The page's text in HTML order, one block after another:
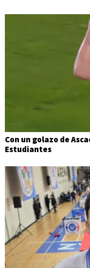
Con un golazo de
Estudiantes